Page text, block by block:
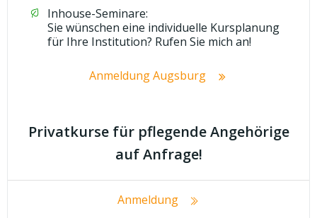
Inhouse-Seminare:
Sie wünschen eine individuelle Kursplanung
für Ihre Institution? Rufen Sie mich an!
Anmeldung Augsburg
Privatkurse für pflegende Angehörige
auf Anfrage!
Anmeldung